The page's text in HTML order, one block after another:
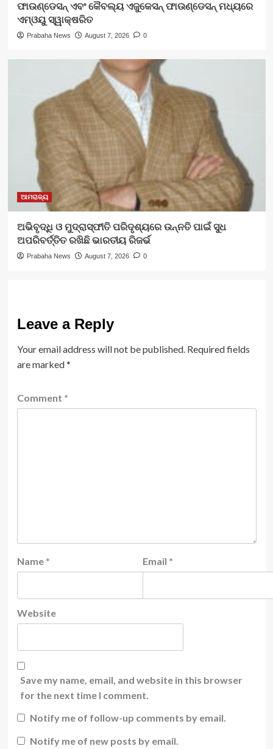
ଫାଉଣ୍ଡେସନ୍ ଏବଂ କୈବଲ୍ୟ ଏଜୁକେସନ୍ ଫାଉଣ୍ଡେସନ୍ ମଧ୍ୟରେ
ଏମ୍‌ଓୟୁ ସ୍ୱାକ୍ଷରିତ
Prabaha News August 7, 2026 0
ଆମରାଜ୍ୟ
ଅଭିବୃଦ୍ଧି ଓ ମୁଦ୍ରାସ୍ଫୀତି ପରିଦୃଶ୍ୟରେ ଉନ୍ନତି ପାଇଁ ସୁଧ
ଅପରିବର୍ତ୍ତିତ ରଖିଛି ଭାରତୀୟ ରିଜର୍ଭ
Prabaha News August 7, 2026 0
Leave a Reply
Your email address will not be published. Required fields
are marked*
Comment *
Name * Email *
Website
Save my name, email, and website in this browser
for the next time I comment.
Notify me of follow-up comments by email.
Notify me of new posts by email.